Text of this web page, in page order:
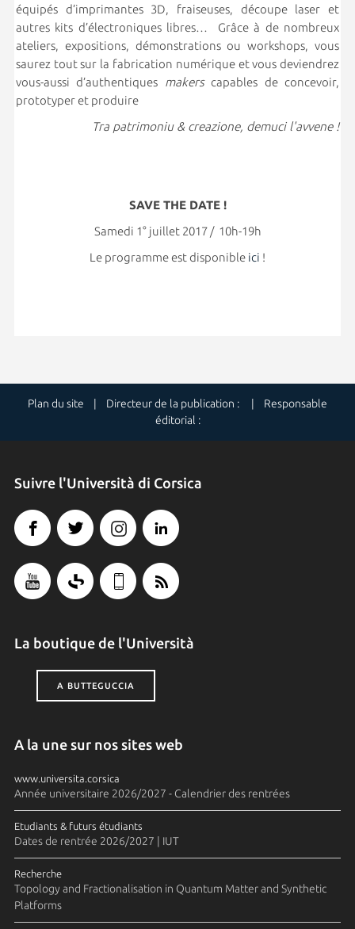
équipés d’imprimantes 3D, fraiseuses, découpe laser et
autres kits d’électroniques libres… Grâce à de nombreux
ateliers, expositions, démonstrations ou workshops, vous
saurez tout sur la fabrication numérique et vous deviendrez
vous-aussi d’authentiques makerscapables de concevoir,
prototyper et produire
Tra patrimoniu & creazione, demuci l'avvene !
SAVE THE DATE !
Samedi 1° juillet 2017 / 10h-19h
Le programme est disponible ici !
Plan du site | Directeur de la publication : | Responsable
éditorial :
Suivre l'Università di Corsica
La boutique de l'Università
A BUTTEGUCCIA
A la une sur nos sites web
www.universita.corsica
Année universitaire 2026/2027 - Calendrier des rentrées
Etudiants & futurs étudiants
Dates de rentrée 2026/2027 | IUT
Recherche
Topology and Fractionalisation in Quantum Matter and Synthetic
Platforms